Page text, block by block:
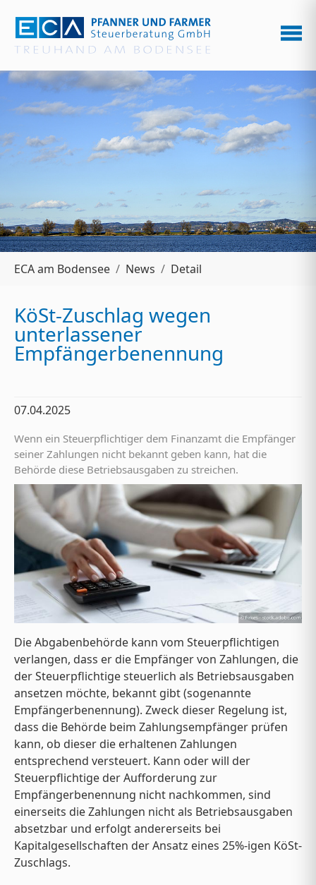
ECA am Bodensee News Detail
KöSt-Zuschlag wegen
unterlassener
Empfängerbenennung
07.04.2025
Wenn ein Steuerpflichtiger dem Finanzamt die Empfänger
seiner Zahlungen nicht bekannt geben kann, hat die
Behörde diese Betriebsausgaben zu streichen.
Die Abgabenbehörde kann vom Steuerpflichtigen
verlangen, dass er die Empfänger von Zahlungen, die
der Steuerpflichtige steuerlich als Betriebsausgaben
ansetzen möchte, bekannt gibt (sogenannte
Empfängerbenennung). Zweck dieser Regelung ist,
dass die Behörde beim Zahlungsempfänger prüfen
kann, ob dieser die erhaltenen Zahlungen
entsprechend versteuert. Kann oder will der
Steuerpflichtige der Aufforderung zur
Empfängerbenennung nicht nachkommen, sind
einerseits die Zahlungen nicht als Betriebsausgaben
absetzbar und erfolgt andererseits bei
Kapitalgesellschaften der Ansatz eines 25%-igen KöSt-
Zuschlags.